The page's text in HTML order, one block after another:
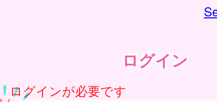
ログイン
ログインが必要です